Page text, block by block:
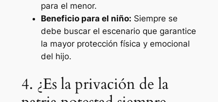
para el menor.
Beneficio para el niño: Siempre se
debe buscar el escenario que garantice
la mayor protección física y emocional
del hijo.
4. ¿Es la privación de la